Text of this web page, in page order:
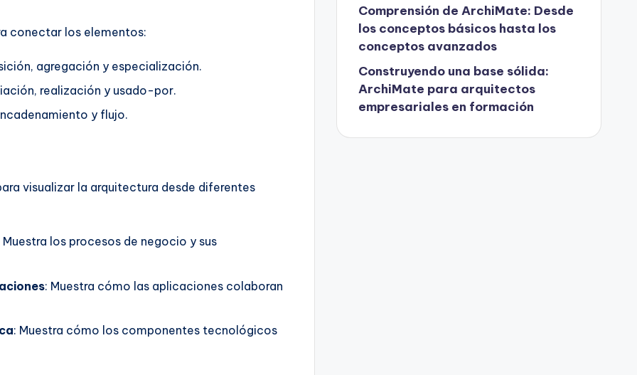
conectar los elementos:
agregación y especialización.
realización y usado-por.
y flujo.
visualizar la arquitectura desde diferentes
Muestra los procesos de negocio y sus
: Muestra cómo las aplicaciones colaboran
: Muestra cómo los componentes tecnológicos
Comprensión de ArchiMate: Desde
los conceptos básicos hasta los
conceptos avanzados
Construyendo una base sólida:
ArchiMate para arquitectos
empresariales en formación